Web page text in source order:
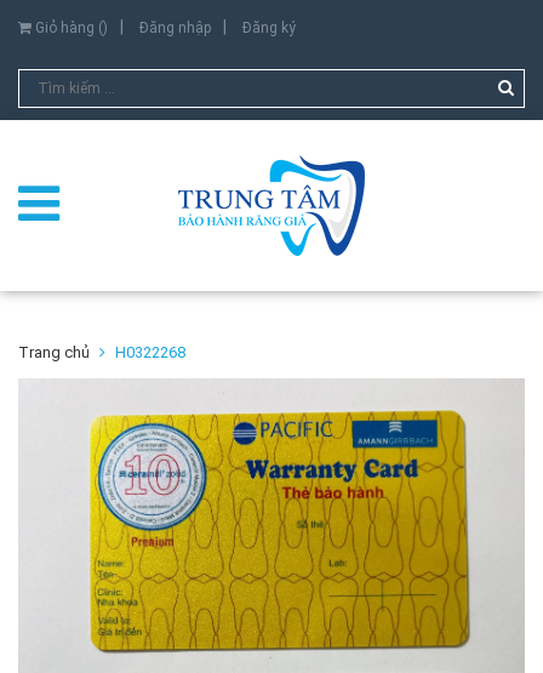
Giỏ hàng () Đăng nhập Đăng ký
Trang chủ H0322268